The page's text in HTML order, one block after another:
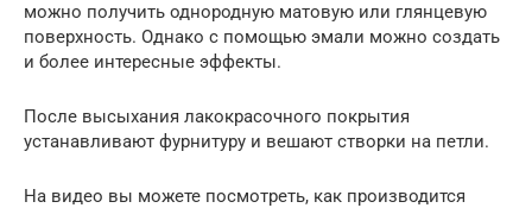
можно получить однородную матовую или глянцевую
поверхность. Однако с помощью эмали можно создать
и более интересные эффекты.
После высыхания лакокрасочного покрытия
устанавливают фурнитуру и вешают створки на петли.
На видео вы можете посмотреть, как производится